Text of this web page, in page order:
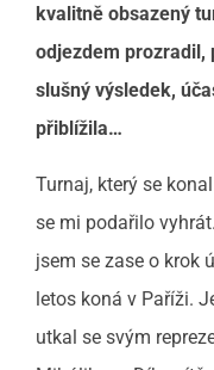
kvalitně obsazený
odjezdem prozradil,
slušný výsledek,
přiblížila…
Turnaj, který se
se mi podařilo
jsem se zase o krok
letos koná v Paříži.
utkal se svým